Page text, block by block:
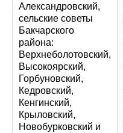
Александровский,
сельские советы
Бакчарского
района:
Верхнеболотовский,
Высокоярский,
Горбуновский,
Кедровский,
Кенгинский,
Крыловский,
Новобурковский и